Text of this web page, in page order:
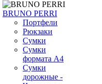
BRUNO PERRI
Портфели
Рюкзаки
Сумки
Сумки
формата А4
Сумки
дорожные -